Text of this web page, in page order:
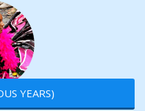
YEARS)